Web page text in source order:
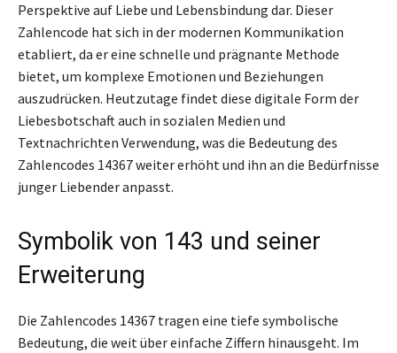
Perspektive auf Liebe und Lebensbindung dar. Dieser
Zahlencode hat sich in der modernen Kommunikation
etabliert, da er eine schnelle und prägnante Methode
bietet, um komplexe Emotionen und Beziehungen
auszudrücken. Heutzutage findet diese digitale Form der
Liebesbotschaft auch in sozialen Medien und
Textnachrichten Verwendung, was die Bedeutung des
Zahlencodes 14367 weiter erhöht und ihn an die Bedürfnisse
junger Liebender anpasst.
Symbolik von 143 und seiner
Erweiterung
Die Zahlencodes 14367 tragen eine tiefe symbolische
Bedeutung, die weit über einfache Ziffern hinausgeht. Im